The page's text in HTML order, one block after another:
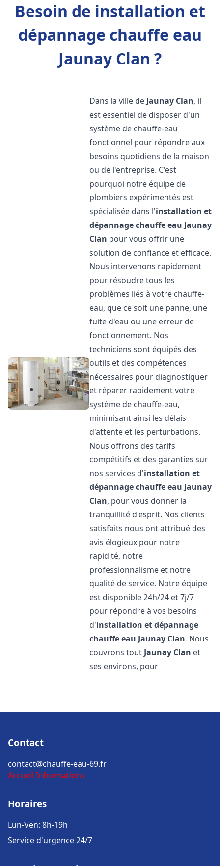
Besoin de installation et
dépannage chauffe eau
Jaunay Clan ?
Dans la ville de Jaunay Clan, il
est essentiel de disposer d'un
système de chauffe-eau
fonctionnel pour répondre aux
besoins quotidiens de la maison
ou de l'entreprise. C'est
pourquoi notre équipe de
plombiers expérimentés est
spécialisée dans l'installation et
dépannage chauffe eau Jaunay
Clan pour vous offrir une
solution de confiance et efficace.
Nous intervenons rapidement
pour résoudre tous les
problèmes liés à votre chauffe-
eau, que ce soit une panne, une
fuite d'eau ou une erreur de
fonctionnement. Nos
techniciens sont équipés des
outils et des compétences
nécessaires pour diagnostiquer
et réparer rapidement votre
système de chauffe-eau,
minimisant ainsi les délais
d'attente et les perturbations.
Nous offrons des tarifs
compétitifs et des garanties sur
nos services d'installation et
dépannage chauffe eau Jaunay
Clan, pour vous donner la
tranquillité d'esprit. Nos clients
satisfaits nous ont attribué des
avis élogieux pour notre
rapidité, notre
professionnalisme et notre
qualité de service. Notre équipe
est disponible 24h/24 et 7j/7
pour répondre à vos besoins
d'installation et dépannage
chauffe eau Jaunay Clan. Nous
couvrons tout Jaunay Clan et
ses environs, pour
Contact
contact@chauffe-eau-69.fr
Accueil Informations
Horaires
Lun-Ven: 8h-19h
Service d'urgence 24/7